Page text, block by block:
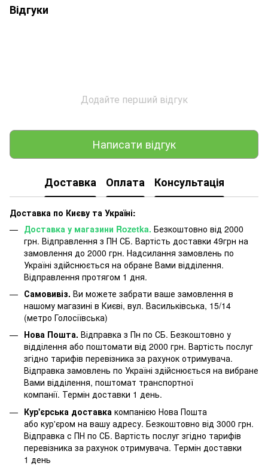
Відгуки
Додайте перший відгук
Написати відгук
Доставка Оплата Консультація
Доставка по Києву та Україні:
Доставка у магазини Rozetka. Безкоштовно від 2000
грн. Відправлення з ПН СБ. Вартість доставки 49грн на
замовлення до 2000 грн. Надсилання замовлень по
Україні здійснюється на обране Вами відділення.
Відправлення протягом 1 дня.
Самовивіз. Ви можете забрати ваше замовлення в
нашому магазині в Києві, вул. Васильківська, 15/14
(метро Голосіївська)
Нова Пошта. Відправка з Пн по СБ. Безкоштовно у
відділення або поштомати від 2000 грн. Вартість послуг
згідно тарифів перевізника за рахунок отримувача.
Відправка замовлень по Україні здійснюється на вибране
Вами відділення, поштомат транспортної
компанії. Термін доставки 1 день.
Кур'єрська доставка компанією Нова Пошта
або кур'єром на вашу адресу. Безкоштовно від 3000 грн.
Відправка с ПН по СБ. Вартість послуг згідно тарифів
перевізника за рахунок отримувача. Термін доставки
1 день